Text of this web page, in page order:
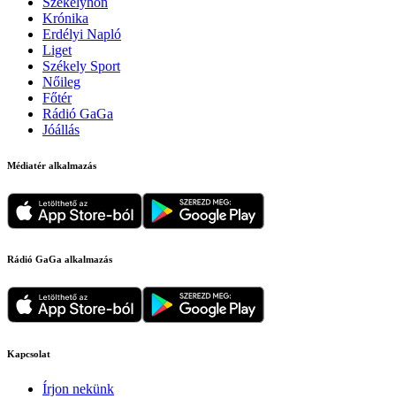
Krónika
Erdélyi Napló
Liget
Székely Sport
Nőileg
Főtér
Rádió GaGa
Jóállás
Médiatér alkalmazás
Rádió GaGa alkalmazás
Kapcsolat
Írjon nekünk